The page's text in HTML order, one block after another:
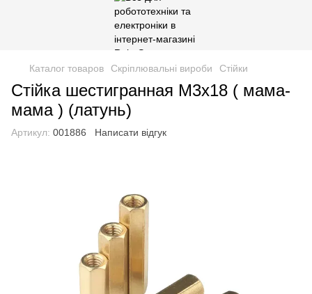
Каталог товаров Скріплювальні вироби Стійки
Стійка шестигранная М3х18 ( мама-
мама ) (латунь)
Артикул: 001886 Написати відгук